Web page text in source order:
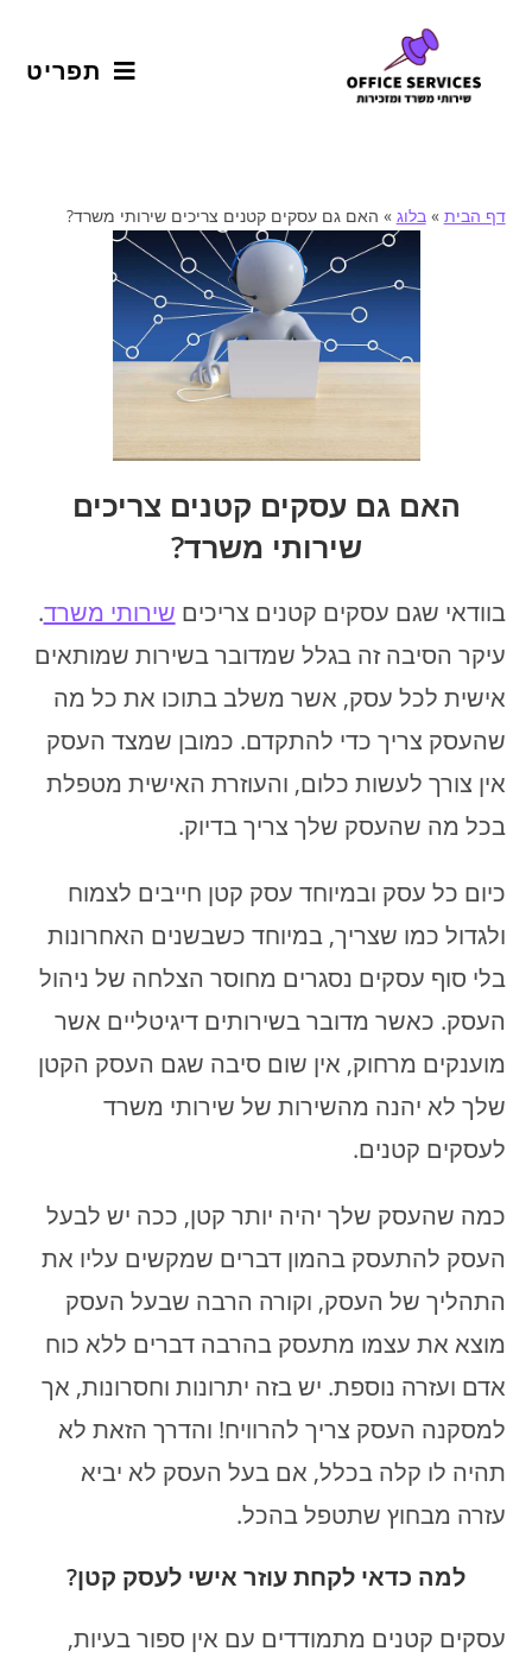
תפריט
דף הבית »בלוג » האם גם עסקים קטנים צריכים שירותי משרד?
האם גם עסקים קטנים צריכים
שירותי משרד?
בוודאי שגם עסקים קטנים צריכים שירותי משרד.
עיקר הסיבה זה בגלל שמדובר בשירות שמותאים
אישית לכל עסק, אשר משלב בתוכו את כל מה
שהעסק צריך כדי להתקדם. כמובן שמצד העסק
אין צורך לעשות כלום, והעוזרת האישית מטפלת
בכל מה שהעסק שלך צריך בדיוק.
כיום כל עסק ובמיוחד עסק קטן חייבים לצמוח
ולגדול כמו שצריך, במיוחד כשבשנים האחרונות
בלי סוף עסקים נסגרים מחוסר הצלחה של ניהול
העסק. כאשר מדובר בשירותים דיגיטליים אשר
מוענקים מרחוק, אין שום סיבה שגם העסק הקטן
שלך לא יהנה מהשירות של שירותי משרד
לעסקים קטנים.
כמה שהעסק שלך יהיה יותר קטן, ככה יש לבעל
העסק להתעסק בהמון דברים שמקשים עליו את
התהליך של העסק, וקורה הרבה שבעל העסק
מוצא את עצמו מתעסק בהרבה דברים ללא כוח
אדם ועזרה נוספת. יש בזה יתרונות וחסרונות, אך
למסקנה העסק צריך להרוויח! והדרך הזאת לא
תהיה לו קלה בכלל, אם בעל העסק לא יביא
עזרה מבחוץ שתטפל בהכל.
למה כדאי לקחת עוזר אישי לעסק קטן?
עסקים קטנים מתמודדים עם אין ספור בעיות,